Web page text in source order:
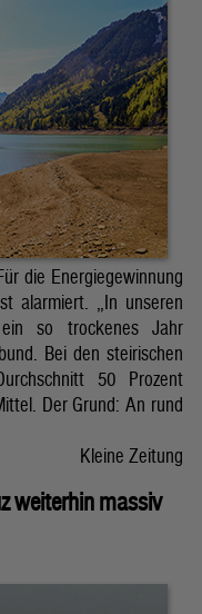
die Energiegewinnung
alarmiert. „In unseren
so trockenes Jahr
Bei den steirischen
50 Prozent
Der Grund: An rund
Kleine Zeitung
weiterhin massiv